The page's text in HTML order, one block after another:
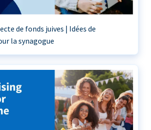
de fonds juives | Idées de
la synagogue